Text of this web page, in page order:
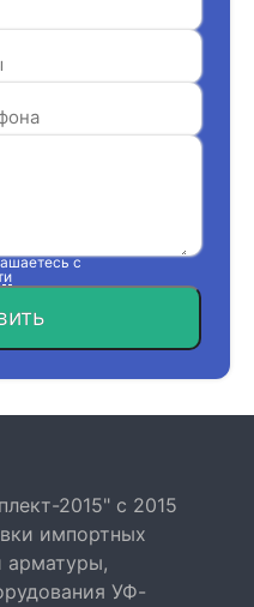
с
2015" с 2015
импортных
арматуры,
УФ-